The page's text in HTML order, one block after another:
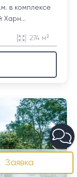
в комплексе
Харн...
274 м²
Заявка